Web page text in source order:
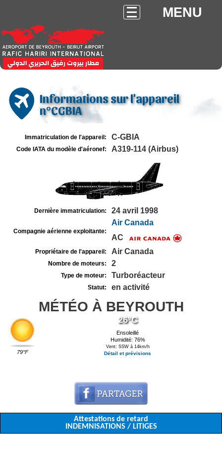
MENU
Informations sur l'appareil
n°CGBIA
Immatriculation de l'appareil: C-GBIA
Code IATA du modèle d'aéronef: A319-114 (Airbus)
Dernière immatriculation: 24 avril 1998
Compagnie aérienne exploitante:
Air Canada
AC
Propriétaire de l'appareil: Air Canada
Nombre de moteurs: 2
Type de moteur: Turboréacteur
Statut: en activité
MÉTÉO À BEYROUTH
79°F
26°C
Ensoleillé
Humidité: 76%
Vent: SSW à 14km/h
Détail et prévisions
Attestations de retard
INDEMNISATIONS / LITIGES